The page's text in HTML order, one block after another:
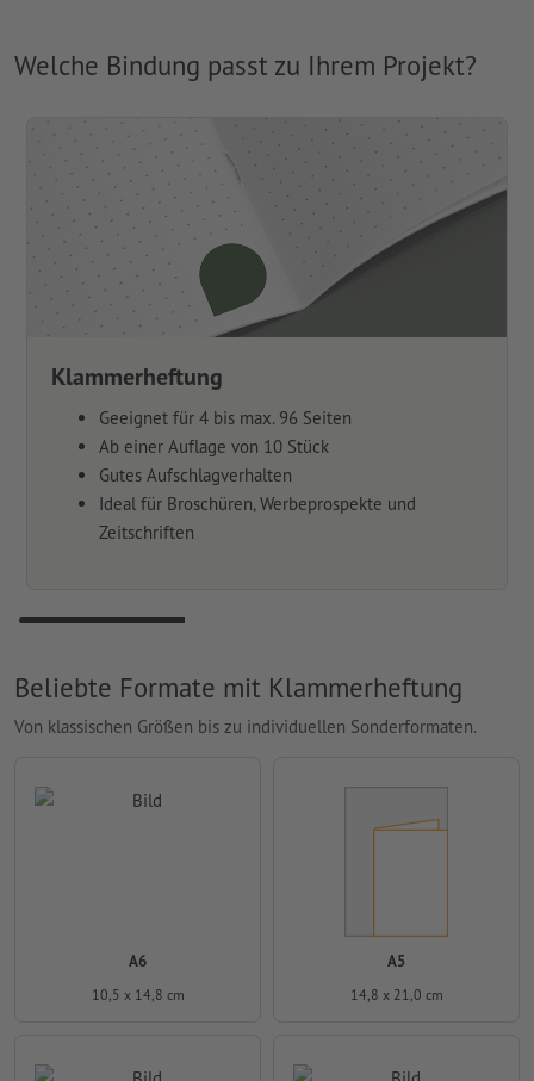
Welche Bindung passt zu Ihrem Projekt?
Klammerheftung
Geeignet für 4 bis max. 96 Seiten
Ab einer Auflage von 10 Stück
Gutes Aufschlagverhalten
Ideal für Broschüren, Werbeprospekte und
Zeitschriften
Beliebte Formate mit Klammerheftung
Von klassischen Größen bis zu individuellen Sonderformaten.
A6
10,5 x 14,8 cm
A5
14,8 x 21,0 cm